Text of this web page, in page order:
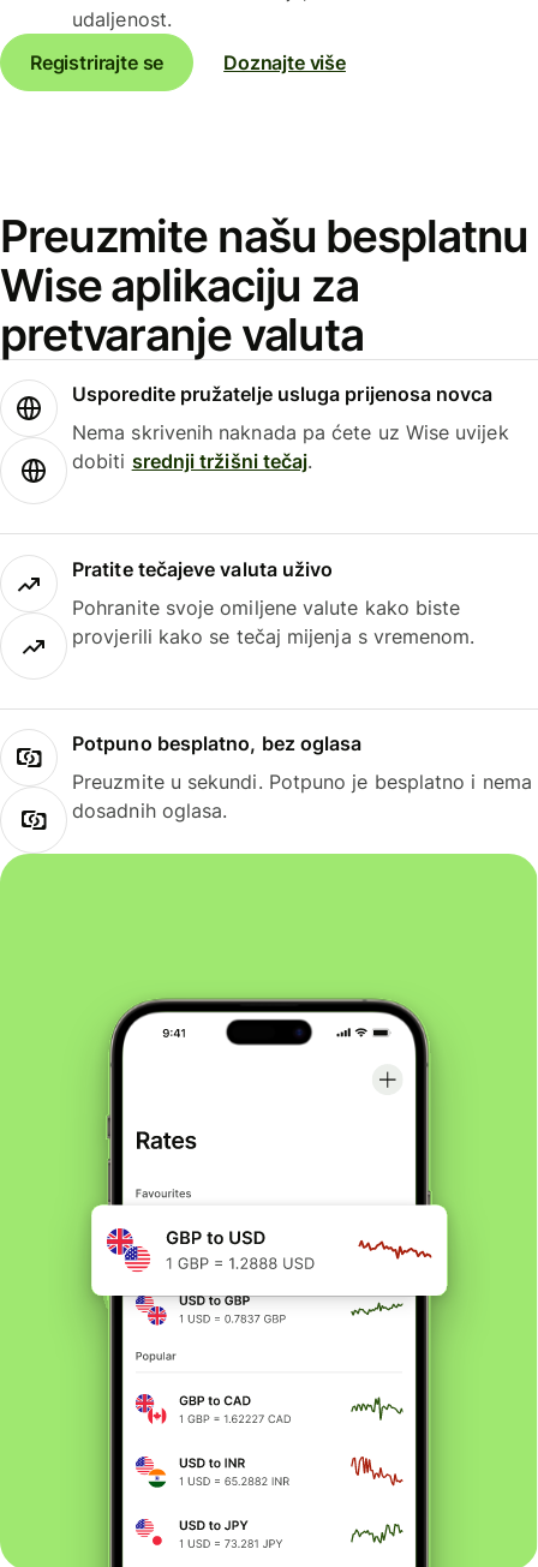
udaljenost.
Registrirajte se
Doznajte više
Preuzmite našu besplatnu
Wise aplikaciju za
pretvaranje valuta
Usporedite pružatelje usluga prijenosa novca
Nema skrivenih naknada pa ćete uz Wise uvijek
dobiti srednji tržišni tečaj.
Pratite tečajeve valuta uživo
Pohranite svoje omiljene valute kako biste
provjerili kako se tečaj mijenja s vremenom.
Potpuno besplatno, bez oglasa
Preuzmite u sekundi. Potpuno je besplatno i nema
dosadnih oglasa.